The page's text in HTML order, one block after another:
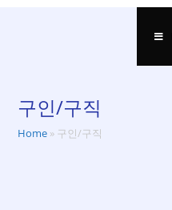
구인/구직
Home » 구인/구직